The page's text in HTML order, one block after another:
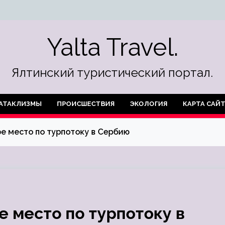
Yalta Travel.
Ялтинский туристический портал.
ПРОИСШЕСТВИЯ ЭКОЛОГИЯ КАРТА
место по турпотоку в Сербию
место по турпотоку в